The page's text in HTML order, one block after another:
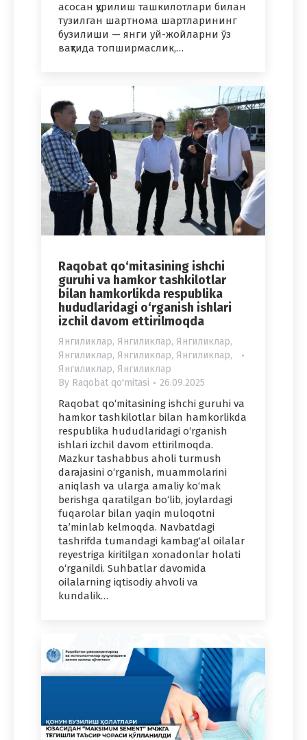
асосан қурилиш ташкилотлари билан
тузилган шартнома шартларининг
бузилиши — янги уй-жойларни ўз
вақтида топширмаслик,…
Raqobat qo‘mitasining ishchi
guruhi va hamkor tashkilotlar
bilan hamkorlikda respublika
hududlaridagi o‘rganish ishlari
izchil davom ettirilmoqda
Янгиликлар, Янгиликлар, Янгиликлар,
Янгиликлар, Янгиликлар, Янгиликлар,
Янгиликлар, Янгиликлар
By Raqobat qo'mitasi 26.09.2025
Raqobat qo‘mitasining ishchi guruhi va
hamkor tashkilotlar bilan hamkorlikda
respublika hududlaridagi o‘rganish
ishlari izchil davom ettirilmoqda.
Mazkur tashabbus aholi turmush
darajasini o‘rganish, muammolarini
aniqlash va ularga amaliy ko‘mak
berishga qaratilgan bo‘lib, joylardagi
fuqarolar bilan yaqin muloqotni
ta’minlab kelmoqda. Navbatdagi
tashrifda tumandagi kambag‘al oilalar
reyestriga kiritilgan xonadonlar holati
o‘rganildi. Suhbatlar davomida
oilalarning iqtisodiy ahvoli va
kundalik…